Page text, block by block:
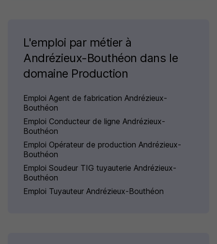
L'emploi par métier à
Andrézieux-Bouthéon dans le
domaine Production
Emploi Agent de fabrication Andrézieux-
Bouthéon
Emploi Conducteur de ligne Andrézieux-
Bouthéon
Emploi Opérateur de production Andrézieux-
Bouthéon
Emploi Soudeur TIG tuyauterie Andrézieux-
Bouthéon
Emploi Tuyauteur Andrézieux-Bouthéon